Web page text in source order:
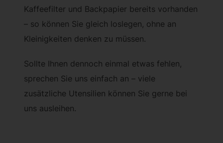
Kaffeefilter und Backpapier bereits vorhanden
– so können Sie gleich loslegen, ohne an
Kleinigkeiten denken zu müssen.
Sollte Ihnen dennoch einmal etwas fehlen,
sprechen Sie uns einfach an – viele
zusätzliche Utensilien können Sie gerne bei
uns ausleihen.